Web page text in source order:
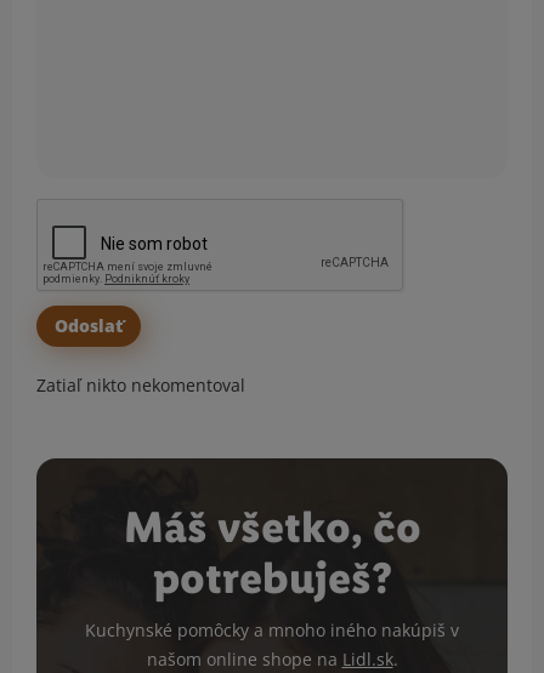
Zatiaľ nikto nekomentoval
Máš všetko, čo
potrebuješ?
Kuchynské pomôcky a mnoho iného nakúpiš v
našom online shope na Lidl.sk.